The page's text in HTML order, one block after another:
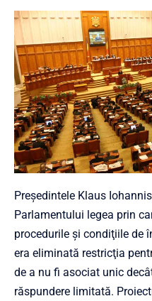
Președintele Klaus
Parlamentului legea prin
procedurile şi condiţiile de
era eliminată restricţia
de a nu fi asociat unic
răspundere limitată.